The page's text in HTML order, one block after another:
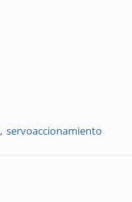
servoaccionamiento